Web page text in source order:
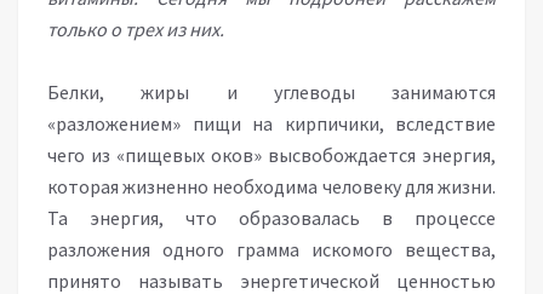
только о трех из них.
Белки, жиры и углеводы занимаются
«разложением» пищи на кирпичики, вследствие
чего из «пищевых оков» высвобождается энергия,
которая жизненно необходима человеку для жизни.
Та энергия, что образовалась в процессе
разложения одного грамма искомого вещества,
принято называть энергетической ценностью